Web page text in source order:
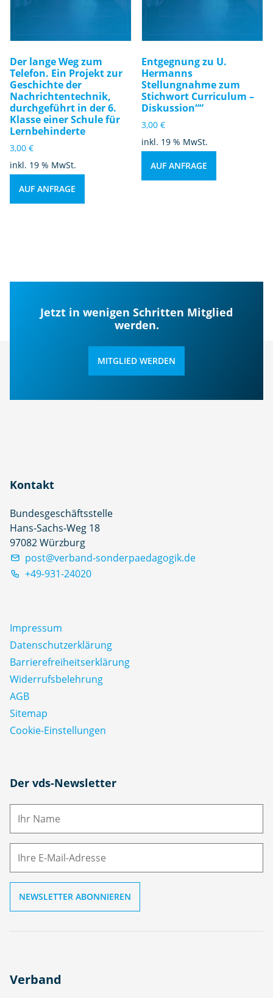
Der lange Weg zum
Telefon. Ein Projekt zur
Geschichte der
Nachrichtentechnik,
durchgeführt in der 6.
Klasse einer Schule für
Lernbehinderte
3,00 €
inkl. 19 % MwSt.
AUF ANFRAGE
Entgegnung zu U.
Hermanns
Stellungnahme zum
Stichwort Curriculum –
Diskussion““
3,00€
inkl. 19 % MwSt.
AUF ANFRAGE
Jetzt in wenigen Schritten Mitglied
werden.
MITGLIED WERDEN
Kontakt
Bundesgeschäftsstelle
Hans-Sachs-Weg 18
97082 Würzburg
post@verband-sonderpaedagogik.de
+49-931-24020
Impressum
Datenschutz­erklärung
Barrierefreiheitserklärung
Widerrufsbelehrung
AGB
Sitemap
Cookie-Einstellungen
Der vds-Newsletter
N
M
Verband